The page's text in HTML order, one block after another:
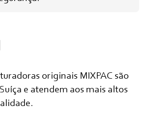
originais MIXPAC são
e atendem aos mais altos